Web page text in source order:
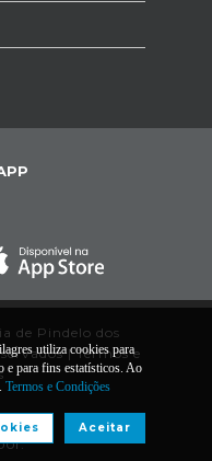
de Pindelo dos
|Termos e
utiliza cookies para
e para fins estatísticos. Ao
Termos e Condições
Aceitar